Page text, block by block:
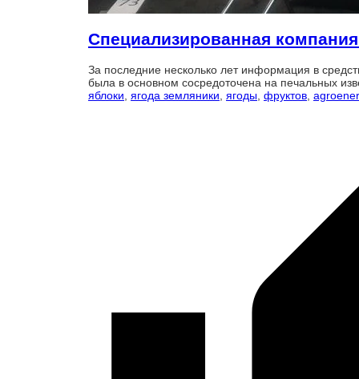
Специализированная
За последние несколько лет информация в
была в основном сосредоточена на печальных
яблоки ягода земляники ягоды фруктов